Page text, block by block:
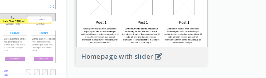
Homepage with slider